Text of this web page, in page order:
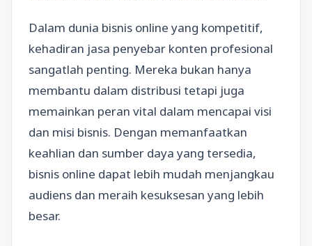
Dalam dunia bisnis online yang kompetitif,
kehadiran jasa penyebar konten profesional
sangatlah penting. Mereka bukan hanya
membantu dalam distribusi tetapi juga
memainkan peran vital dalam mencapai visi
dan misi bisnis. Dengan memanfaatkan
keahlian dan sumber daya yang tersedia,
bisnis online dapat lebih mudah menjangkau
audiens dan meraih kesuksesan yang lebih
besar.